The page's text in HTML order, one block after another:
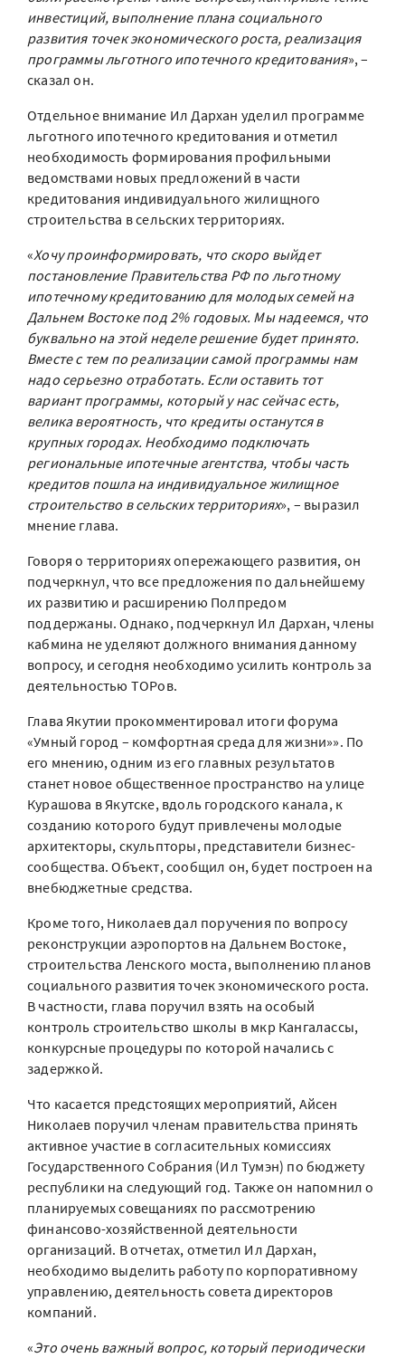
инвестиций, выполнение плана социального
развития точек экономического роста, реализация
программы льготного ипотечного кредитования», –
сказал он.
Отдельное внимание Ил Дархан уделил программе
льготного ипотечного кредитования и отметил
необходимость формирования профильными
ведомствами новых предложений в части
кредитования индивидуального жилищного
строительства в сельских территориях.
«Хочу проинформировать, что скоро выйдет
постановление Правительства РФ по льготному
ипотечному кредитованию для молодых семей на
Дальнем Востоке под 2% годовых. Мы надеемся, что
буквально на этой неделе решение будет принято.
Вместе с тем по реализации самой программы нам
надо серьезно отработать. Если оставить тот
вариант программы, который у нас сейчас есть,
велика вероятность, что кредиты останутся в
крупных городах. Необходимо подключать
региональные ипотечные агентства, чтобы часть
кредитов пошла на индивидуальное жилищное
строительство в сельских территориях», – выразил
мнение глава.
Говоря о территориях опережающего развития, он
подчеркнул, что все предложения по дальнейшему
их развитию и расширению Полпредом
поддержаны. Однако, подчеркнул Ил Дархан, члены
кабмина не уделяют должного внимания данному
вопросу, и сегодня необходимо усилить контроль за
деятельностью ТОРов.
Глава Якутии прокомментировал итоги форума
«Умный город – комфортная среда для жизни»». По
его мнению, одним из его главных результатов
станет новое общественное пространство на улице
Курашова в Якутске, вдоль городского канала, к
созданию которого будут привлечены молодые
архитекторы, скульпторы, представители бизнес-
сообщества. Объект, сообщил он, будет построен на
внебюджетные средства.
Кроме того, Николаев дал поручения по вопросу
реконструкции аэропортов на Дальнем Востоке,
строительства Ленского моста, выполнению планов
социального развития точек экономического роста.
В частности, глава поручил взять на особый
контроль строительство школы в мкр Кангалассы,
конкурсные процедуры по которой начались с
задержкой.
Что касается предстоящих мероприятий, Айсен
Николаев поручил членам правительства принять
активное участие в согласительных комиссиях
Государственного Собрания (Ил Тумэн) по бюджету
республики на следующий год. Также он напомнил о
планируемых совещаниях по рассмотрению
финансово-хозяйственной деятельности
организаций. В отчетах, отметил Ил Дархан,
необходимо выделить работу по корпоративному
управлению, деятельность совета директоров
компаний.
«Это очень важный вопрос, который периодически